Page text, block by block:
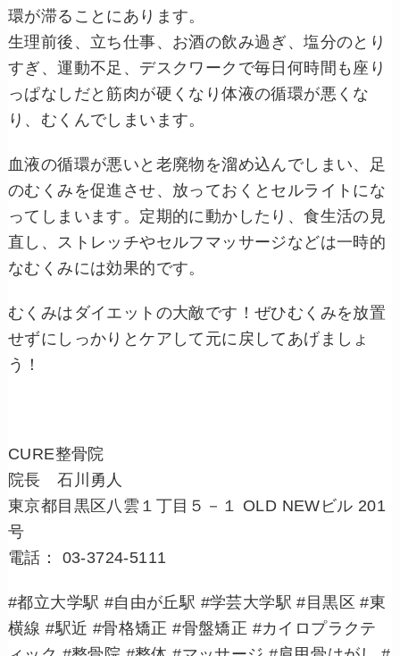
環が滞ることにあります。
生理前後、立ち仕事、お酒の飲み過ぎ、塩分のとり
すぎ、運動不足、 デスクワークで毎日何時間も座り
っぱなしだと筋肉が硬くなり体液の循環が悪くな
り、むくんでしまいます。
血液の循環が悪いと老廃物を溜め込んでしまい、足
のむくみを促進させ、 放っておくとセルライトにな
ってしまいます。 定期的に動かしたり、食生活の見
直し、ストレッチやセルフマッサージなどは一時的
なむくみには効果的です。
むくみはダイエットの大敵です！ぜひむくみを放置
せずにしっかりとケアして元に戻してあげましょ
う！
CURE整骨院
院長 石川勇人
東京都目黒区八雲１丁目５－１ OLD NEWビル 201
号
電話： 03-3724-5111
#都立大学駅 #自由が丘駅 #学芸大学駅 #目黒区 #東
横線 #駅近 #骨格矯正 #骨盤矯正 #カイロプラクテ